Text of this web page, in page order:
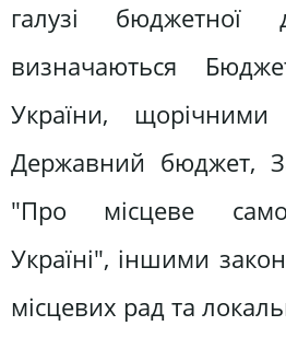
галузі бюджетної
визначаються
України,
Державний бюджет,
"Про місцеве
Україні", іншими
місцевих рад та